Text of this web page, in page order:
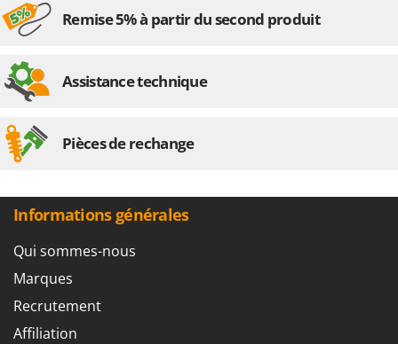
Remise 5% à partir du second produit
Assistance technique
Pièces de rechange
Informations générales
Qui sommes-nous
Marques
Recrutement
Affiliation